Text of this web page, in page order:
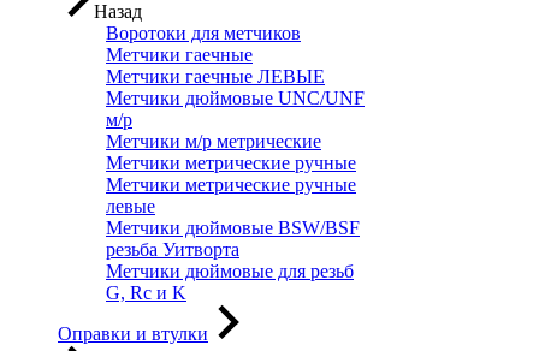
Назад
Воротоки для метчиков
Метчики гаечные
Метчики гаечные ЛЕВЫЕ
Метчики дюймовые UNC/UNF
м/р
Метчики м/р метрические
Метчики метрические ручные
Метчики метрические ручные
левые
Метчики дюймовые BSW/BSF
резьба Уитворта
Метчики дюймовые для резьб
G, Rc и K
Оправки и втулки